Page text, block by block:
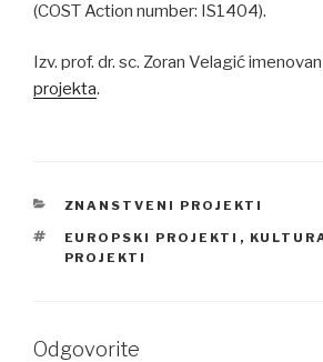
(COST Action number: IS1404).
Izv. prof. dr. sc. Zoran Velagić
projekta.
CATEGORIES
ZNANSTVENI PROJEKTI
TAGS
EUROPSKI PROJEKTI ,
PROJEKTI
Odgovorite